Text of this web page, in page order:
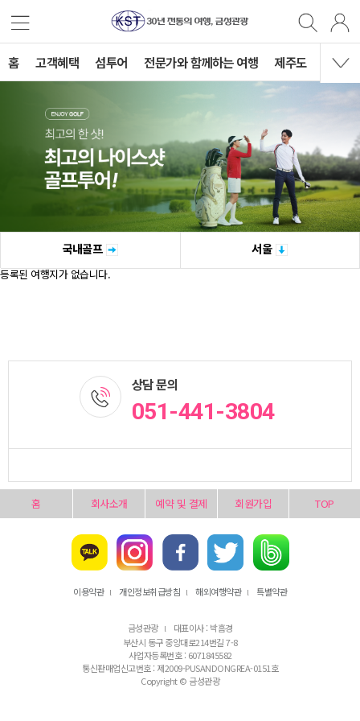
홈 고객혜택 섬투어 전문가와 함께하는 여행 제주도 국내
국내골프 서울
등록된 여행지가 없습니다.
상담 문의
051-441-3804
홈 회사소개 예약 및 결제 회원가입 TOP
이용약관 l 개인정보취급방침 l 해외여행약관 l 특별약관
금성관광 l
대표이사 : 박흠경
부산시 동구 중앙대로214번길 7-8
사업자등록번호 : 6071845582
통신판매업신고번호 : 제2009-PUSANDONGREA-0151호
Copyright © 금성관광